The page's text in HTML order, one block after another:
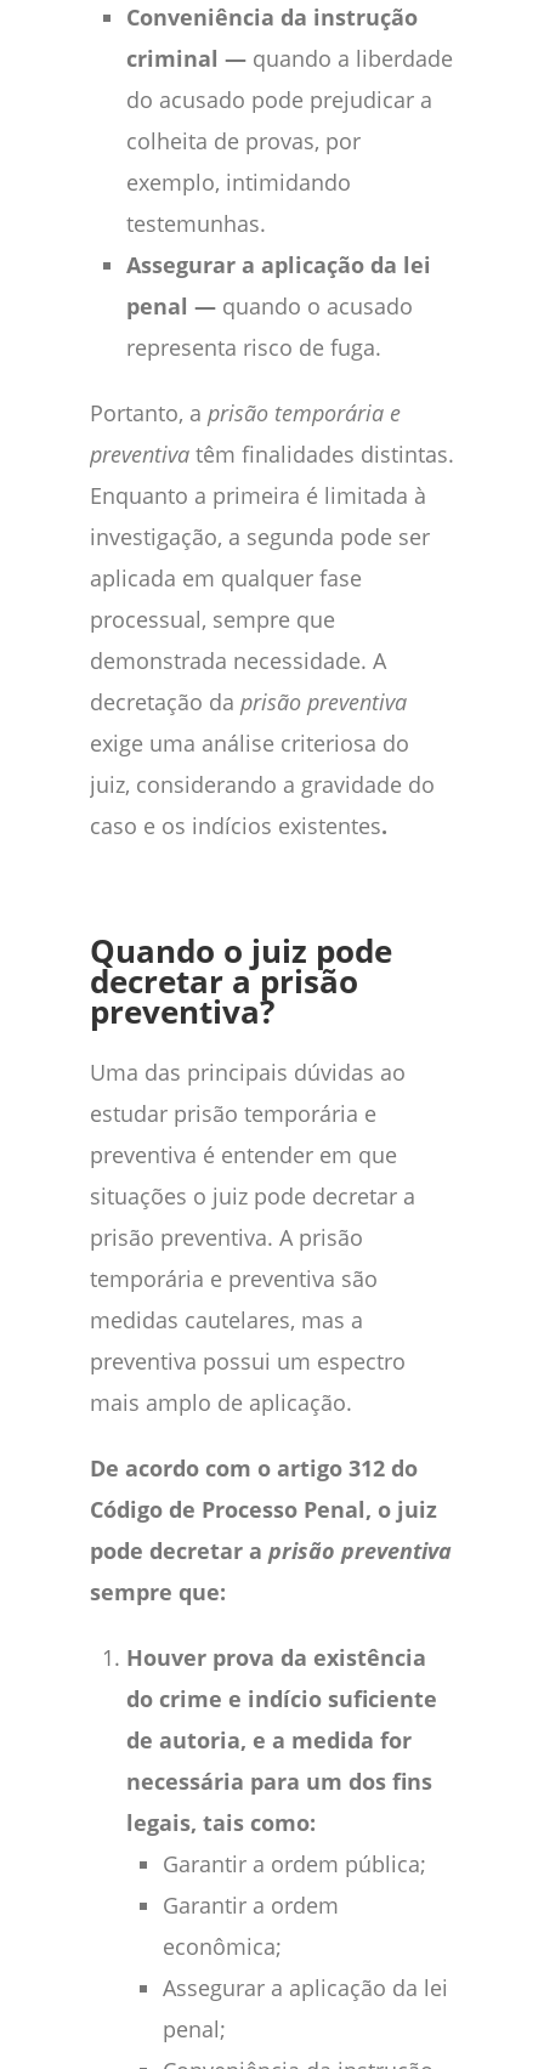
Conveniência da instrução
criminal — quando a liberdade
do acusado pode prejudicar a
colheita de provas, por
exemplo, intimidando
testemunhas.
Assegurar a aplicação da lei
penal — quando o acusado
representa risco de fuga.
Portanto, a prisão temporária e
preventiva têm finalidades distintas.
Enquanto a primeira é limitada à
investigação, a segunda pode ser
aplicada em qualquer fase
processual, sempre que
demonstrada necessidade. A
decretação da prisão preventiva
exige uma análise criteriosa do
juiz, considerando a gravidade do
caso e os indícios existentes.
Quando o juiz pode
decretar a prisão
preventiva?
Uma das principais dúvidas ao
estudar prisão temporária e
preventiva é entender em que
situações o juiz pode decretar a
prisão preventiva. A prisão
temporária e preventiva são
medidas cautelares, mas a
preventiva possui um espectro
mais amplo de aplicação.
De acordo com o artigo 312 do
Código de Processo Penal, o juiz
pode decretar a prisão preventiva
sempre que:
Houver prova da existência
do crime e indício suficiente
de autoria, e a medida for
necessária para um dos fins
legais, tais como:
Garantir a ordem pública;
Garantir a ordem
econômica;
Assegurar a aplicação da lei
penal;